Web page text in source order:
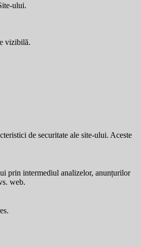
ului.
vizibilă.
de securitate ale site-ului. Aceste
prin intermediul analizelor, anunțurilor
web.